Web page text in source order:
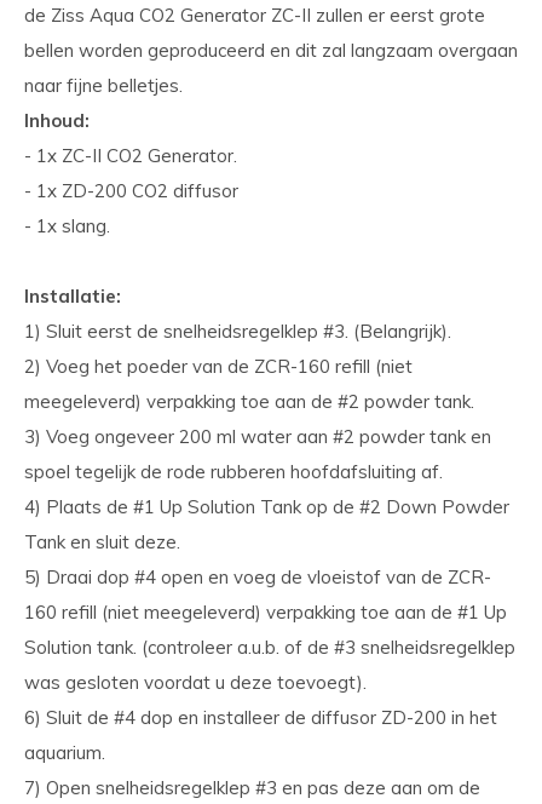
de Ziss Aqua CO2 Generator ZC-II zullen er eerst grote
bellen worden geproduceerd en dit zal langzaam overgaan
naar fijne belletjes.
Inhoud:
- 1x ZC-II CO2 Generator.
- 1x ZD-200 CO2 diffusor
- 1x slang.
Installatie:
1) Sluit eerst de snelheidsregelklep #3. (Belangrijk).
2) Voeg het poeder van de ZCR-160 refill (niet
meegeleverd) verpakking toe aan de #2 powder tank.
3) Voeg ongeveer 200 ml water aan #2 powder tank en
spoel tegelijk de rode rubberen hoofdafsluiting af.
4) Plaats de #1 Up Solution Tank op de #2 Down Powder
Tank en sluit deze.
5) Draai dop #4 open en voeg de vloeistof van de ZCR-
160 refill (niet meegeleverd) verpakking toe aan de #1 Up
Solution tank. (controleer a.u.b. of de #3 snelheidsregelklep
was gesloten voordat u deze toevoegt).
6) Sluit de #4 dop en installeer de diffusor ZD-200 in het
aquarium.
7) Open snelheidsregelklep #3 en pas deze aan om de